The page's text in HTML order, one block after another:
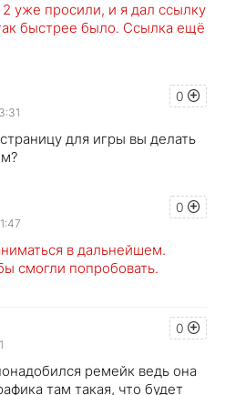
уже просили, и я дал ссылку
быстрее было. Ссылка ещё
0
для игры вы делать
0
в дальнейшем.
смогли попробовать.
0
ремейк ведь она
там такая, что будет